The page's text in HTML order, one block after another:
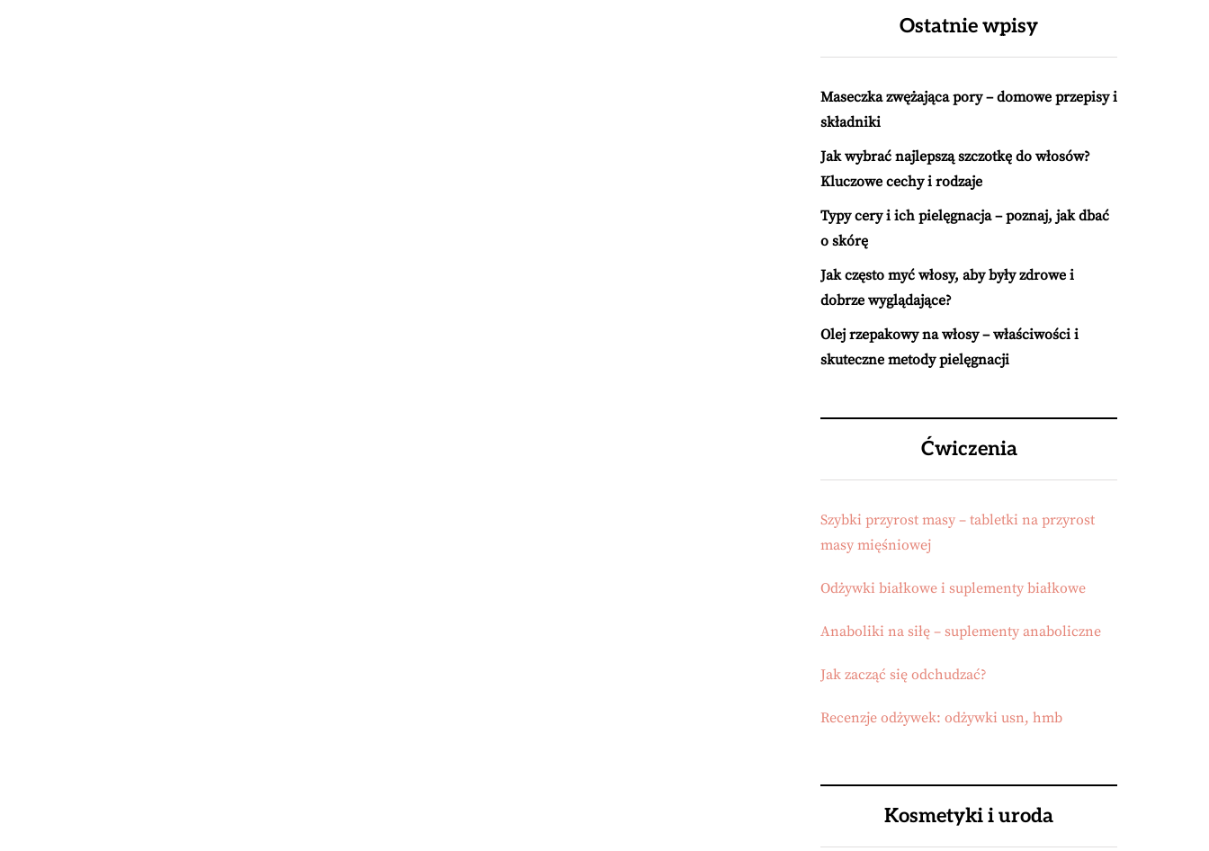
Ostatnie wpisy
Maseczka zwężająca pory – domowe przepisy i
składniki
Jak wybrać najlepszą szczotkę do włosów?
Kluczowe cechy i rodzaje
Typy cery i ich pielęgnacja – poznaj, jak dbać
o skórę
Jak często myć włosy, aby były zdrowe i
dobrze wyglądające?
Olej rzepakowy na włosy – właściwości i
skuteczne metody pielęgnacji
Ćwiczenia
Szybki przyrost masy – tabletki na przyrost
masy mięśniowej
Odżywki białkowe i suplementy białkowe
Anaboliki na siłę – suplementy anaboliczne
Jak zacząć się odchudzać?
Recenzje odżywek: odżywki usn, hmb
Kosmetyki i uroda